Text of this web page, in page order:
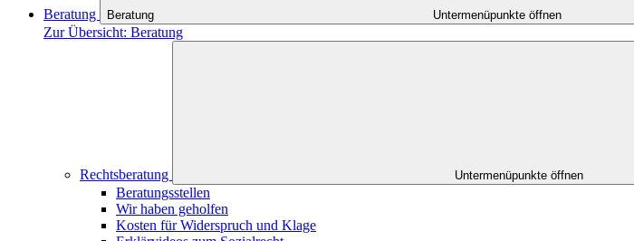
Beratung Beratung Untermenüpunkte öffnen
Zur Übersicht: Beratung
Rechtsberatung Untermenüpunkte öffnen
Beratungsstellen
Wir haben geholfen
Kosten für Widerspruch und Klage